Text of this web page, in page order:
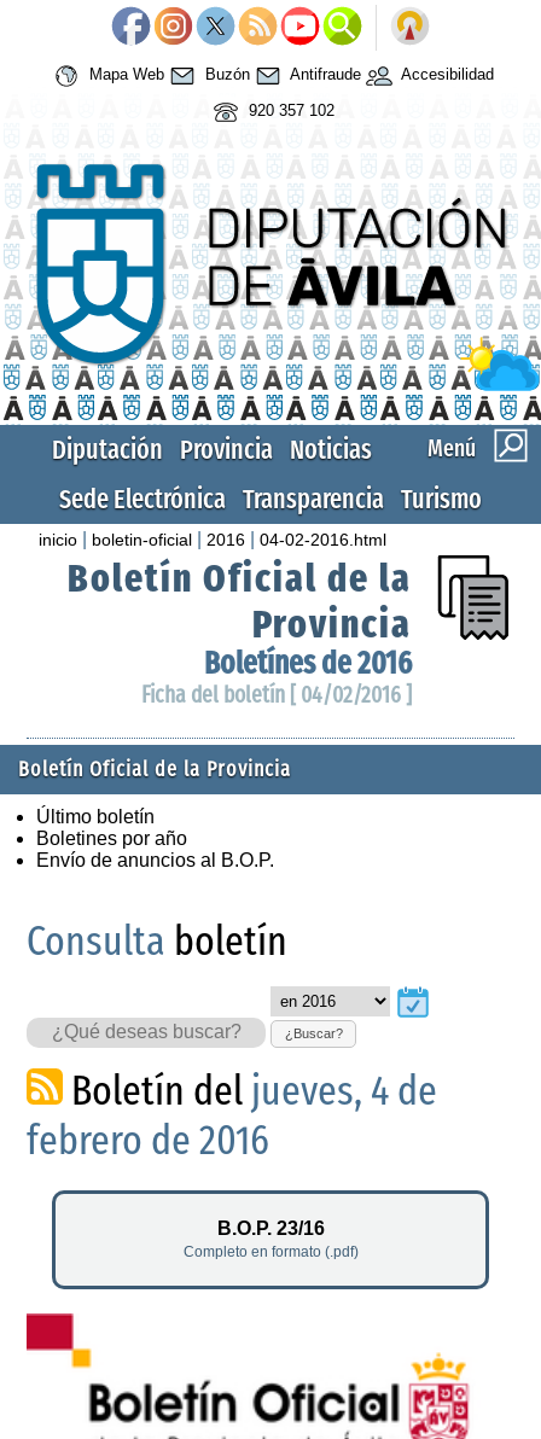
Mapa Web Buzón Antifraude
Accesibilidad
920 357 102
Menú
Diputación Provincia Noticias
Sede Electrónica Transparencia Turismo
inicio boletin-oficial 2016 |04-02-2016.html
Boletín Oficial de la
Provincia
Boletínes de 2016
Ficha del boletín [ 04/02/2016 ]
Boletín Oficial de la Provincia
Último boletín
Boletines por año
Envío de anuncios al B.O.P.
Consulta boletín
¿Buscar?
Boletín del jueves, 4 de
febrero de 2016
B.O.P. 23/16
Completo en formato (.pdf)